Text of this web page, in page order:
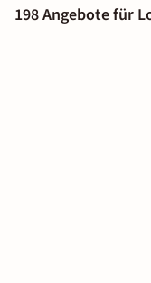
198 Angebote für